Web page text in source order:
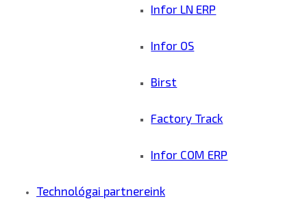
Infor LN ERP
Infor OS
Birst
Factory Track
Infor COM ERP
Technológai partnereink